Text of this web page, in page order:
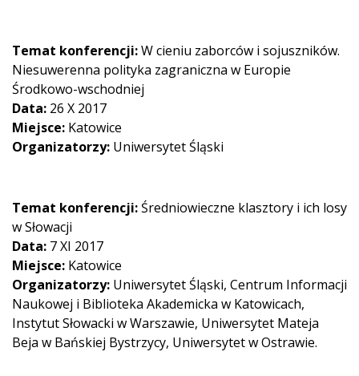
Temat konferencji:W cieniu zaborców i sojuszników.
Niesuwerenna polityka zagraniczna w Europie
Środkowo-wschodniej
Data: 26 X 2017
Miejsce: Katowice
Organizatorzy: Uniwersytet Śląski
Temat konferencji:Średniowieczne klasztory i ich losy
w Słowacji
Data: 7 XI 2017
Miejsce: Katowice
Organizatorzy: Uniwersytet Śląski, Centrum Informacji
Naukowej i Biblioteka Akademicka w Katowicach,
Instytut Słowacki w Warszawie, Uniwersytet Mateja
Beja w Bańskiej Bystrzycy, Uniwersytet w Ostrawie.